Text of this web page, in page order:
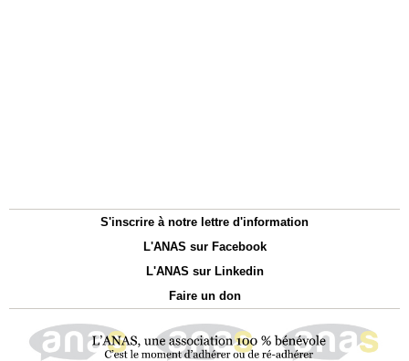
S'inscrire à notre lettre d'information
L'ANAS sur Facebook
L'ANAS sur Linkedin
Faire un don